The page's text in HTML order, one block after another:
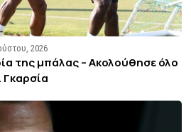
2026
της μπάλας – Ακολούθησε όλο